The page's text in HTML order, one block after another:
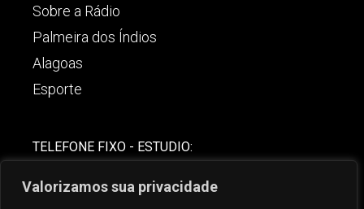
Valorizamos sua privacidade
Sobre a Rádio
Palmeira dos Índios
Alagoas
Esporte
TELEFONE FIXO - ESTUDIO: